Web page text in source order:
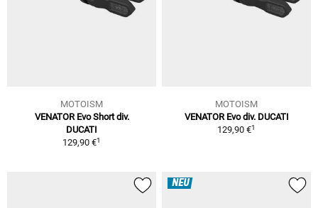
MOTOISM
VENATOR Evo Short div.
DUCATI
129,90 €1
MOTOISM
VENATOR Evo div. DUCATI
129,90 €1
NEU